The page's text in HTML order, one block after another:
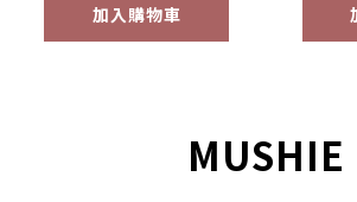
加入購物車
MUSHIE